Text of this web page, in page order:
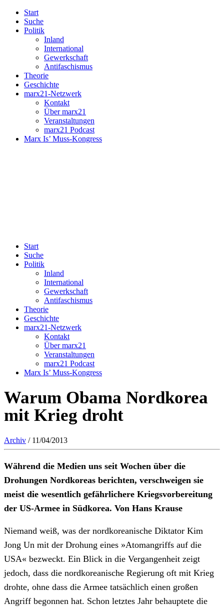
Start
Suche
Politik
Inland
International
Gewerkschaft
Antifaschismus
Theorie
Geschichte
marx21-Netzwerk
Kontakt
Über marx21
Veranstaltungen
marx21 Podcast
Marx Is’ Muss-Kongress
Start
Suche
Politik
Inland
International
Gewerkschaft
Antifaschismus
Theorie
Geschichte
marx21-Netzwerk
Kontakt
Über marx21
Veranstaltungen
marx21 Podcast
Marx Is’ Muss-Kongress
Warum Obama Nordkorea
mit Krieg droht
Archiv / 11/04/2013
Während die Medien uns seit Wochen über die
Drohungen Nordkoreas berichten, verschweigen sie
meist die wesentlich gefährlichere Kriegsvorbereitung
der US-Armee in Südkorea. Von Hans Krause
Niemand weiß, was der nordkoreanische Diktator Kim
Jong Un mit der Drohung eines »Atomangriffs auf die
USA« bezweckt. Ein Blick in die Vergangenheit zeigt
jedoch, dass die nordkoreanische Regierung oft mit Krieg
drohte, ohne dass die Armee tatsächlich einen großen
Angriff begonnen hat. Schon letztes Jahr behauptete die